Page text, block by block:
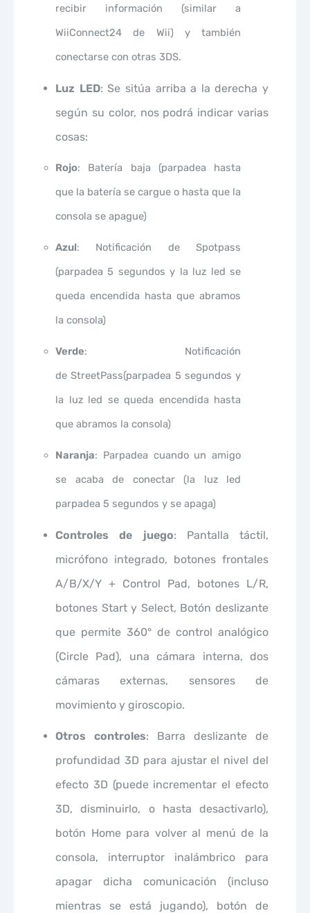
recibir información (similar a
WiiConnect24 de Wii) y también
conectarse con otras 3DS.
Luz LED: Se sitúa arriba a la derecha y
según su color, nos podrá indicar varias
cosas:
Rojo: Batería baja (parpadea hasta
que la batería se cargue o hasta que la
consola se apague)
Azul: Notificación de Spotpass
(parpadea 5 segundos y la luz led se
queda encendida hasta que abramos
la consola)
Verde: Notificación
de StreetPass(parpadea 5 segundos y
la luz led se queda encendida hasta
que abramos la consola)
Naranja: Parpadea cuando un amigo
se acaba de conectar (la luz led
parpadea 5 segundos y se apaga)
Controles de juego: Pantalla táctil,
micrófono integrado, botones frontales
A/B/X/Y + Control Pad, botones L/R,
botones Start y Select, Botón deslizante
que permite 360° de control analógico
(Circle Pad), una cámara interna, dos
cámaras externas, sensores de
movimiento y giroscopio.
Otros controles: Barra deslizante de
profundidad 3D para ajustar el nivel del
efecto 3D (puede incrementar el efecto
3D, disminuirlo, o hasta desactivarlo),
botón Home para volver al menú de la
consola, interruptor inalámbrico para
apagar dicha comunicación (incluso
mientras se está jugando), botón de